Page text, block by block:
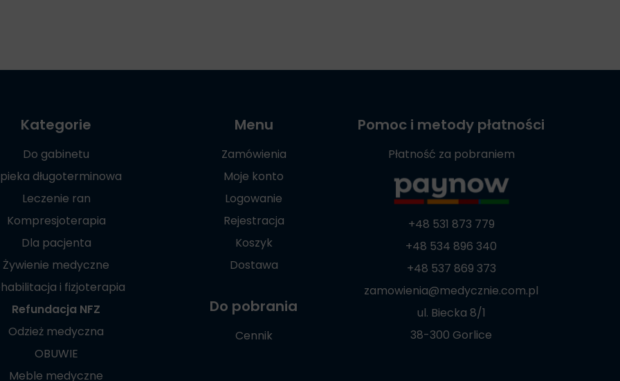
Kategorie
Do gabinetu
długoterminowa
Leczenie ran
Kompresjoterapia
Dla pacjenta
Żywienie medyczne
i fizjoterapia
Refundacja NFZ
Odzież medyczna
OBUWIE
Meble medyczne
Menu
Zamówienia
Moje konto
Logowanie
Rejestracja
Koszyk
Dostawa
Do pobrania
Cennik
Pomoc i metody płatności
Płatność za pobraniem
+48 531 873 779
+48 534 896 340
+48 537 869 373
zamowienia@medycznie.com.pl
ul. Biecka 8/1
38-300 Gorlice